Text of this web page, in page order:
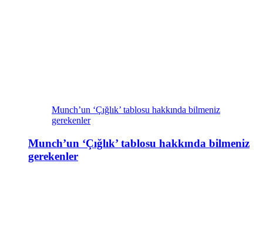
Munch’un ‘Çığlık’ tablosu hakkında bilmeniz
gerekenler
Munch’un ‘Çığlık’ tablosu hakkında bilmeniz
gerekenler